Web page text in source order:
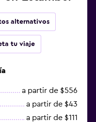
alternativos
tu viaje
a partir de $556
a partir de $43
a partir de $111